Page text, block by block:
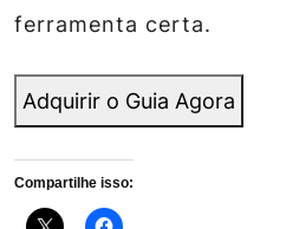
ferramenta certa.
Adquirir o Guia Agora
Compartilhe isso: